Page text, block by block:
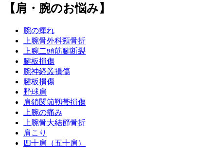
【肩・腕のお悩み】
腕の痺れ
上腕骨外科頸骨折
上腕二頭筋腱断裂
腱板損傷
腕神経叢損傷
腱板損傷
野球肩
肩鎖関節靱帯損傷
上腕の痛み
上腕骨大結節骨折
肩こり
四十肩（五十肩）